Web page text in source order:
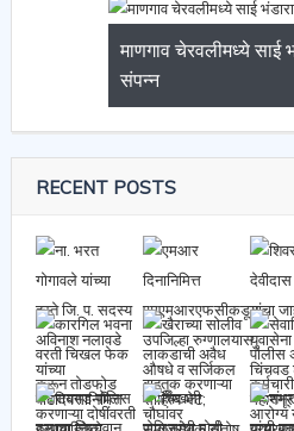
माणगाव चेरवलीमध्ये साई
संपन्न
RECENT POSTS